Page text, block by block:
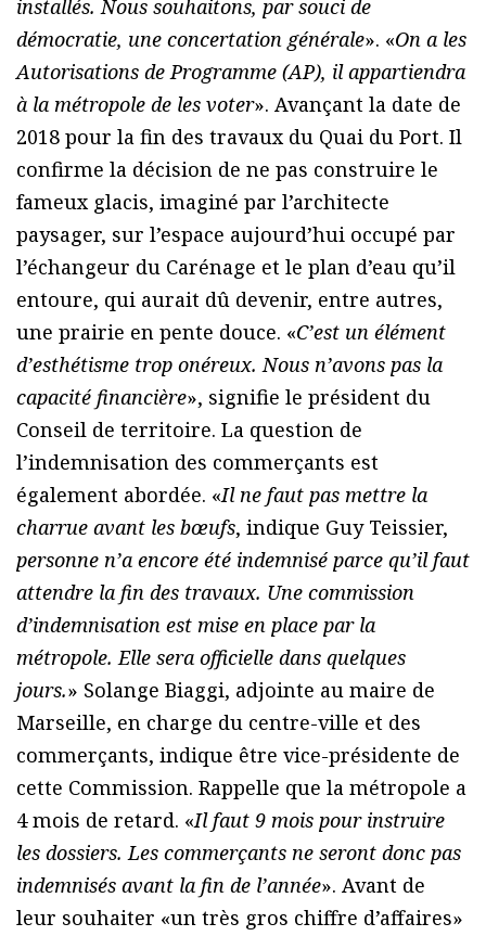
installés. Nous souhaitons, par souci de
démocratie, une concertation générale». «On a les
Autorisations de Programme (AP), il appartiendra
à la métropole de les voter». Avançant la date de
2018 pour la fin des travaux du Quai du Port. Il
confirme la décision de ne pas construire le
fameux glacis, imaginé par l’architecte
paysager, sur l’espace aujourd’hui occupé par
l’échangeur du Carénage et le plan d’eau qu’il
entoure, qui aurait dû devenir, entre autres,
une prairie en pente douce. «C’est un élément
d’esthétisme trop onéreux. Nous n’avons pas la
capacité financière», signifie le président du
Conseil de territoire. La question de
l’indemnisation des commerçants est
également abordée. «Il ne faut pas mettre la
charrue avant les bœufs, indique Guy Teissier,
personne n’a encore été indemnisé parce qu’il faut
attendre la fin des travaux. Une commission
d’indemnisation est mise en place par la
métropole. Elle sera officielle dans quelques
jours.» Solange Biaggi, adjointe au maire de
Marseille, en charge du centre-ville et des
commerçants, indique être vice-présidente de
cette Commission. Rappelle que la métropole a
4 mois de retard. «Il faut 9 mois pour instruire
les dossiers. Les commerçants ne seront donc pas
indemnisés avant la fin de l’année». Avant de
leur souhaiter «un très gros chiffre d’affaires»